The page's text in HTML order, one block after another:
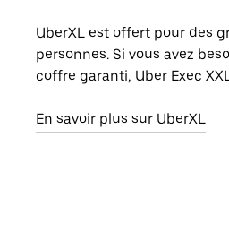
UberXL est offert pour des
personnes. Si vous avez
coffre garanti, Uber Exec
En savoir plus sur UberXL